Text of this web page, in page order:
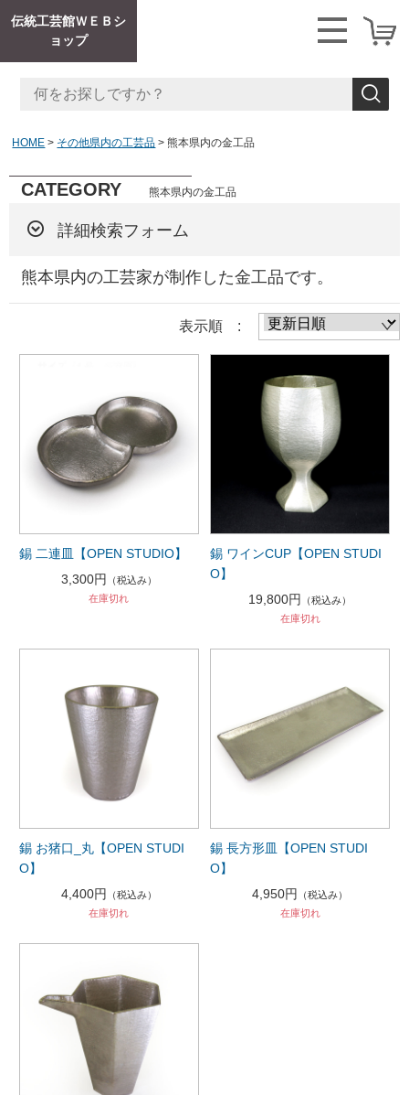
伝統工芸館ＷＥＢシ
ョップ
HOME その他県内の工芸品 熊本県内の金工品
CATEGORY 熊本県内の金工品
詳細検索フォーム
熊本県内の工芸家が制作した金工品です。
表示順 :
錫 二連皿【OPEN STUDIO】
3,300円
（税込み）
在庫切れ
錫 ワインCUP【OPEN STUDI
O】
19,800円
（税込み）
在庫切れ
錫 お猪口_丸【OPEN STUDI
O】
4,400円
（税込み）
在庫切れ
錫 長方形皿【OPEN STUDI
O】
4,950円
（税込み）
在庫切れ